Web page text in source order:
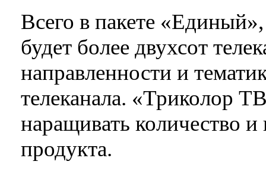
Всего в пакете
будет более двухсот
направленности и
телеканала. «Триколор
наращивать количество и
продукта.